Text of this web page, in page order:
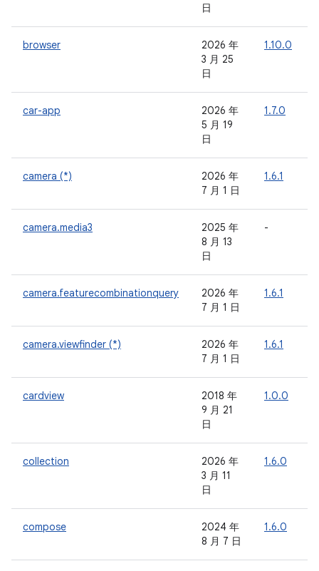
日
browser
2026 年
3 月 25
日
1.10.0
car-app
2026 年
5 月 19
日
1.7.0
camera (*)
2026 年
7 月 1 日
1.6.1
camera.media3
2025 年
8 月 13
日
-
camera.featurecombinationquery
2026 年
7 月 1 日
1.6.1
camera.viewfinder (*)
2026 年
7 月 1 日
1.6.1
cardview
2018 年
9 月 21
日
1.0.0
collection
2026 年
3 月 11
日
1.6.0
compose
2024 年
8 月 7 日
1.6.0